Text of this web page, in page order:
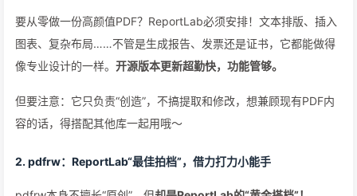
要从零做一份高颜值PDF？ReportLab必须安排！文本排版、插入
图表、复杂布局……不管是生成报告、发票还是证书，它都能做得
像专业设计的一样。 开源版本更新超勤快，功能管够。
但要注意：它只负责“创造”，不搞提取和修改，想兼顾现有PDF内
容的话，得搭配其他库一起用哦～
2. pdfrw：ReportLab“最佳拍档”，借力打力小能手